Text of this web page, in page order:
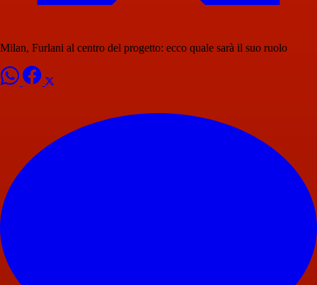
Milan, Furlani al centro del progetto: ecco quale sarà il suo ruolo